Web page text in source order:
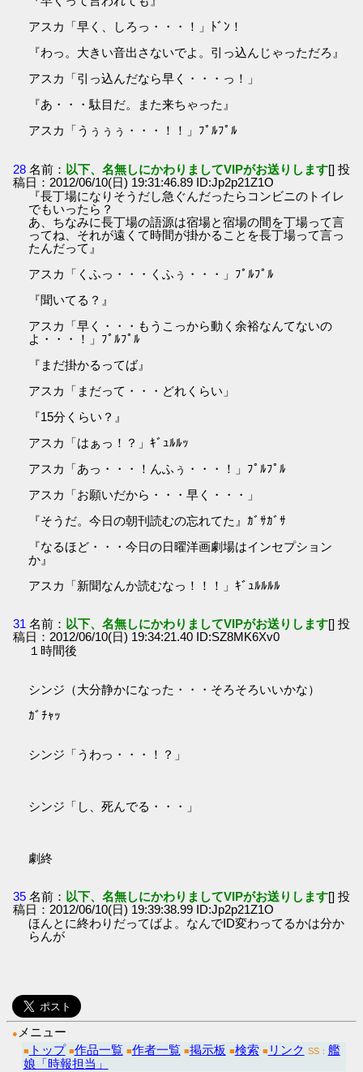
アスカ「早く、しろっ・・・！」ﾄﾞﾝ！
『わっ。大きい音出さないでよ。引っ込んじゃっただろ』
アスカ「引っ込んだなら早く・・・っ！」
『あ・・・駄目だ。また来ちゃった』
アスカ「うぅぅぅ・・・！！」ﾌﾟﾙﾌﾟﾙ
28 名前： 以下、名無しにかわりましてVIPがお送りします[] 投
稿日：2012/06/10(日) 19:31:46.89 ID:Jp2p21Z1O
『長丁場になりそうだし急ぐんだったらコンビニのトイレ
でもいったら？
あ、ちなみに長丁場の語源は宿場と宿場の間を丁場って言
ってね、それが遠くて時間が掛かることを長丁場って言っ
たんだって』
アスカ「くふっ・・・くふぅ・・・」ﾌﾟﾙﾌﾟﾙ
『聞いてる？』
アスカ「早く・・・もうこっから動く余裕なんてないの
よ・・・！」ﾌﾟﾙﾌﾟﾙ
『まだ掛かるってば』
アスカ「まだって・・・どれくらい」
『15分くらい？』
アスカ「はぁっ！？」ｷﾞｭﾙﾙｯ
アスカ「あっ・・・！んふぅ・・・！」ﾌﾟﾙﾌﾟﾙ
アスカ「お願いだから・・・早く・・・」
『そうだ。今日の朝刊読むの忘れてた』ｶﾞｻｶﾞｻ
『なるほど・・・今日の日曜洋画劇場はインセプション
か』
アスカ「新聞なんか読むなっ！！！」ｷﾞｭﾙﾙﾙﾙ
31 名前： 以下、名無しにかわりましてVIPがお送りします[] 投
稿日：2012/06/10(日) 19:34:21.40 ID:SZ8MK6Xv0
１時間後
シンジ（大分静かになった・・・そろそろいいかな）
ｶﾞﾁｬｯ
シンジ「うわっ・・・！？」
シンジ「し、死んでる・・・」
劇終
35 名前： 以下、名無しにかわりましてVIPがお送りします[] 投
稿日：2012/06/10(日) 19:39:38.99 ID:Jp2p21Z1O
ほんとに終わりだってばよ。なんでID変わってるかは分か
らんが
● メニュー
■ トップ ■作品一覧 ■作者一覧 ■掲示板 ■検索 ■ リンク SS： 艦
娘「時報担当」